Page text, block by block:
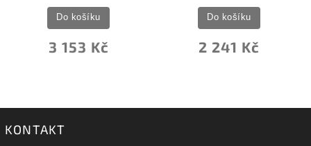
3 153 Kč
Do košíku
2 241 Kč
Do košíku
KONTAKT